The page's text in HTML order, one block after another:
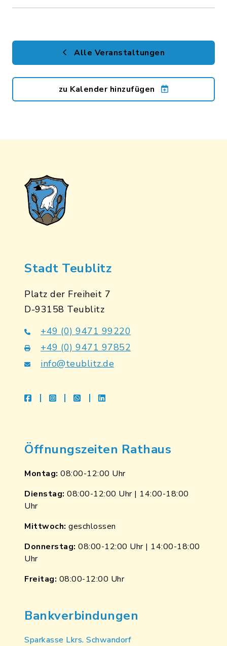
Alle Veranstaltungen
zu Kalender hinzufügen
Stadt Teublitz
Platz der Freiheit 7
D-93158 Teublitz
+49 (0) 9471 99220
+49 (0) 9471 97852
info@teublitz.de
facebookinstagramwhatsapplinkedin
Öffnungszeiten Rathaus
Montag: 08:00-12:00 Uhr
Dienstag: 08:00-12:00 Uhr | 14:00-18:00
Uhr
Mittwoch: geschlossen
Donnerstag: 08:00-12:00 Uhr | 14:00-18:00
Uhr
Freitag: 08:00-12:00 Uhr
Bankverbindungen
Sparkasse Lkrs. Schwandorf